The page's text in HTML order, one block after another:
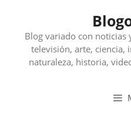
contenidoBlog variado con noticias
televisión, arte, ciencia,
naturaleza, historia,